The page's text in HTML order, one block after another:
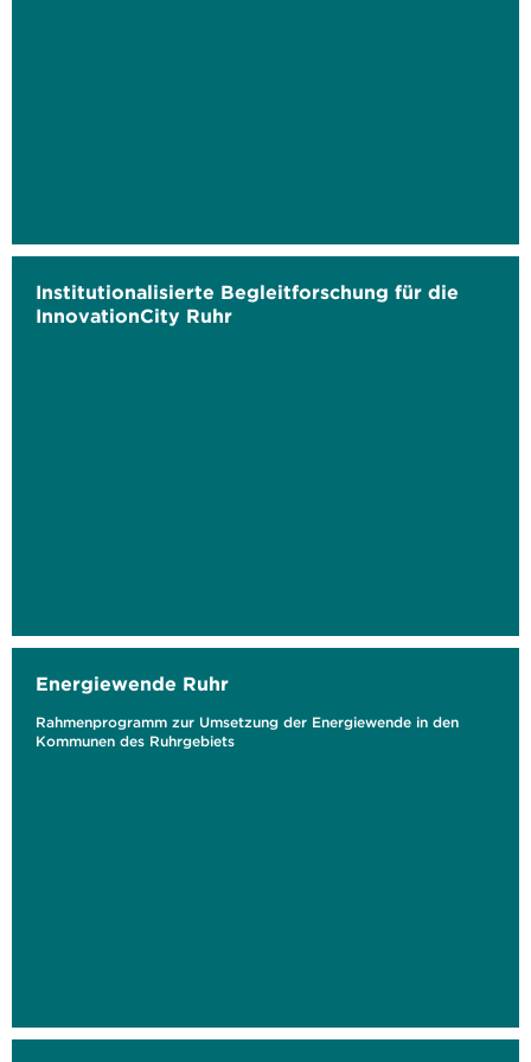
Institutionalisierte Begleitforschung für die
InnovationCity Ruhr
Energiewende Ruhr
Rahmenprogramm zur Umsetzung der Energiewende in den
Kommunen des Ruhrgebiets